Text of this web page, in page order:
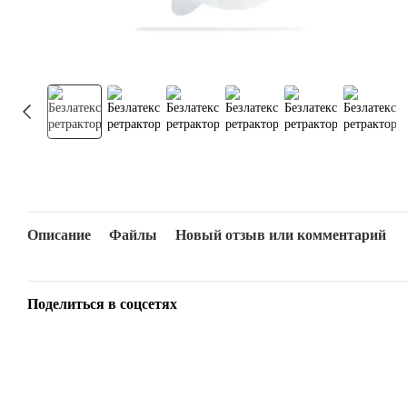
Описание Файлы Новый отзыв или комментарий
Поделиться в соцсетях